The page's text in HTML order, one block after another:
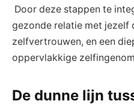
Door deze stappen te
gezonde relatie met jezelf
zelfvertrouwen,‌ en een
oppervlakkige
De⁤ dunne ‍lijn